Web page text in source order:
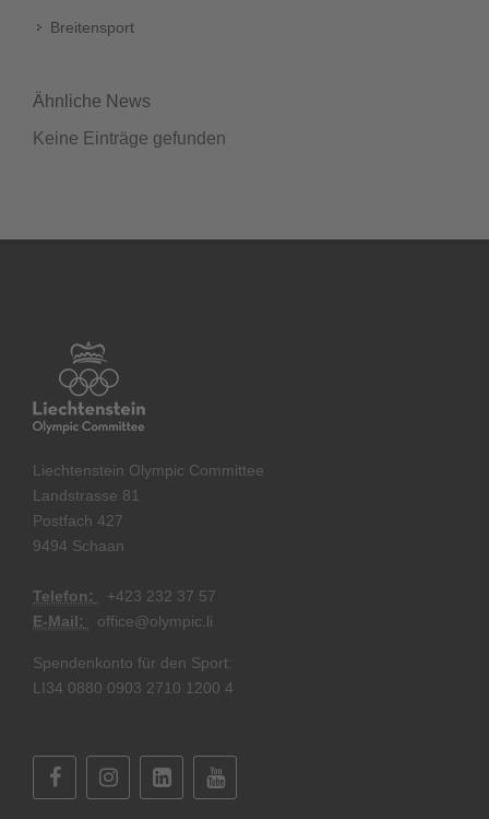
Breitensport
Ähnliche News
Keine Einträge gefunden
Liechtenstein Olympic Committee
Landstrasse 81
Postfach 427
9494 Schaan
Telefon: +423 232 37 57
E-Mail:
office@olympic.li
Spendenkonto für den Sport:
LI34 0880 0903 2710 1200 4